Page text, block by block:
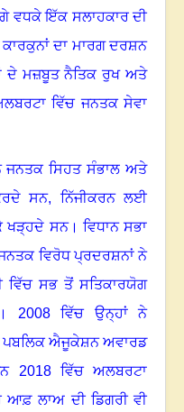
ਵਧਕੇ ਇੱਕ ਸਲਾਹਕਾਰ ਦੀ
ਦਾ ਮਾਰਗ ਦਰਸ਼ਨ
ਦੇ ਮਜ਼ਬੂਤ ਨੈਤਿਕ ਰੁਖ ਅਤੇ
ਵਿੱਚ ਜਨਤਕ ਸੇਵਾ
ਜਨਤਕ ਸਿਹਤ ਸੰਭਾਲ ਅਤੇ
ਸਨ, ਨਿੱਜੀਕਰਨ ਲਈ
ਖੜ੍ਹਦੇ ਸਨ। ਵਿਧਾਨ ਸਭਾ
ਵਿਰੋਧ ਪ੍ਰਦਰਸ਼ਨਾਂ ਨੇ
ਵਿੱਚ ਸਭ ਤੋਂ ਸਤਿਕਾਰਯੋਗ
। 2008ਵਿੱਚ ਉਨ੍ਹਾਂ ਨੇ
ਐਜੂਕੇਸ਼ਨ ਅਵਾਰਡ
2018ਵਿੱਚ ਅਲਬਰਟਾ
ਆਫ਼ ਲਾਅ ਦੀ ਡਿਗਰੀ ਵੀ